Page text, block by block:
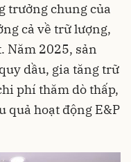
trưởng chung của
cả về trữ lượng,
Năm 2025, sản
dầu, gia tăng trữ
phí thăm dò thấp,
quả hoạt động E&P